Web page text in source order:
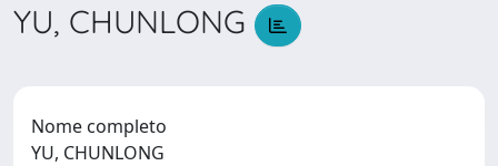
YU, CHUNLONG
Nome completo
YU, CHUNLONG